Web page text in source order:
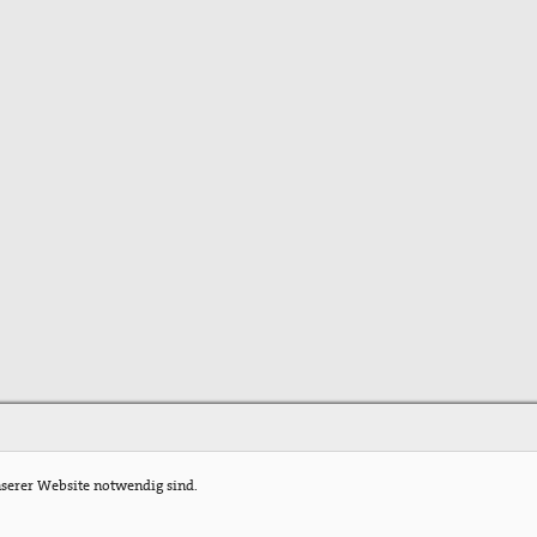
Website notwendig sind.